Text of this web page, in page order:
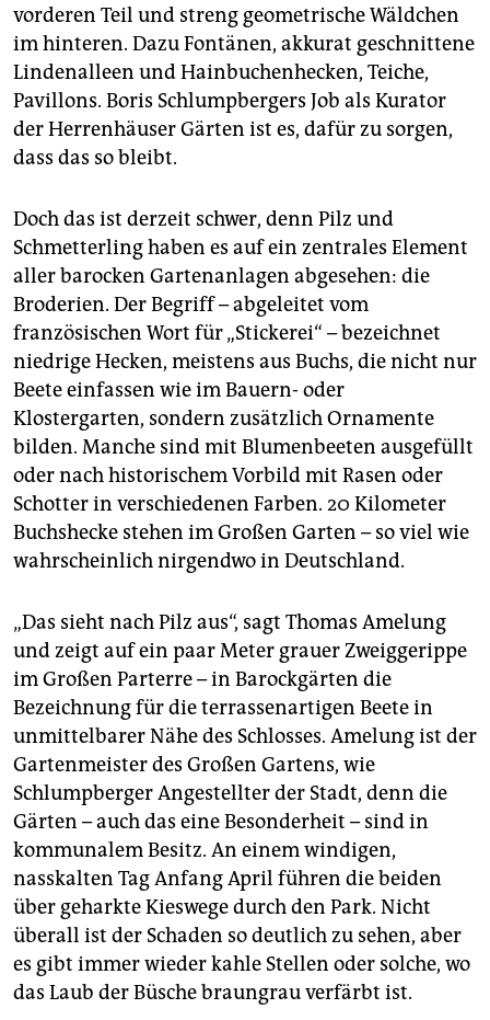
vorderen Teil und streng geometrische Wäldchen
im hinteren. Dazu Fontänen, akkurat geschnittene
Lindenalleen und Hainbuchenhecken, Teiche,
Pavillons. Boris Schlumpbergers Job als Kurator
der Herrenhäuser Gärten ist es, dafür zu sorgen,
dass das so bleibt.
Doch das ist derzeit schwer, denn Pilz und
Schmetterling haben es auf ein zentrales Element
aller barocken Gartenanlagen abgesehen: die
Broderien. Der Begriff – abgeleitet vom
französischen Wort für „Stickerei“ – bezeichnet
niedrige Hecken, meistens aus Buchs, die nicht nur
Beete einfassen wie im Bauern- oder
Klostergarten, sondern zusätzlich Ornamente
bilden. Manche sind mit Blumenbeeten ausgefüllt
oder nach historischem Vorbild mit Rasen oder
Schotter in verschiedenen Farben. 20 Kilometer
Buchshecke stehen im Großen Garten – so viel wie
wahrscheinlich nirgendwo in Deutschland.
„Das sieht nach Pilz aus“, sagt Thomas Amelung
und zeigt auf ein paar Meter grauer Zweiggerippe
im Großen Parterre – in Barockgärten die
Bezeichnung für die terrassenartigen Beete in
unmittelbarer Nähe des Schlosses. Amelung ist der
Gartenmeister des Großen Gartens, wie
Schlumpberger Angestellter der Stadt, denn die
Gärten – auch das eine Besonderheit – sind in
kommunalem Besitz. An einem windigen,
nasskalten Tag Anfang April führen die beiden
über geharkte Kieswege durch den Park. Nicht
überall ist der Schaden so deutlich zu sehen, aber
es gibt immer wieder kahle Stellen oder solche, wo
das Laub der Büsche braungrau verfärbt ist.